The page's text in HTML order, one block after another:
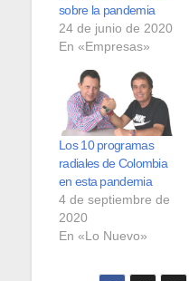
sobre la pandemia
24 de junio de 2020
En «Empresas»
Los 10 programas
radiales de Colombia
en esta pandemia
4 de septiembre de
2020
En «Lo Nuevo»